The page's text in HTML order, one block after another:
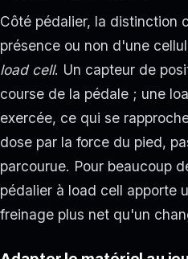
Côté pédalier, la distinction
présence ou non d'une
load cell. Un capteur de
course de la pédale ; une
exercée, ce qui se
dose par la force du pied,
parcourue. Pour beaucoup
pédalier à load cell apporte
freinage plus net qu'un